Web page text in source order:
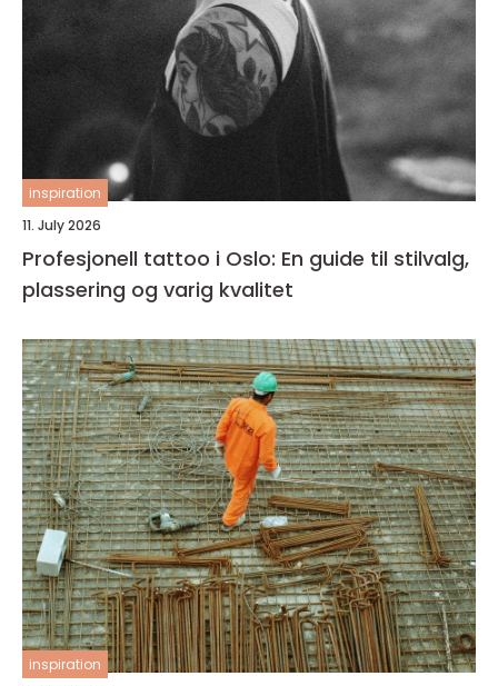
inspiration
11. July 2026
Profesjonell tattoo i Oslo: En guide til stilvalg,
plassering og varig kvalitet
inspiration